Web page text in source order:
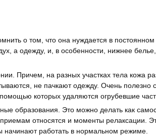
о том, что она нуждается в постоянном
а одежду, и, в особенности, нижнее белье,
Причем, на разных участках тела кожа
не пачкают одежду. Очень полезно
которых удаляются огрубевшие
образования. Это можно делать как
относятся и моменты релаксации.
работать в нормальном режиме.